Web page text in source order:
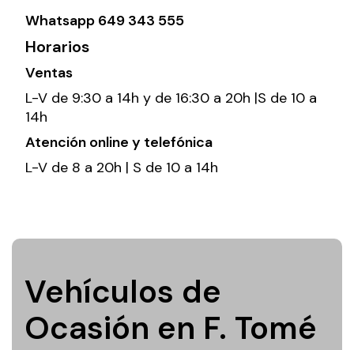
Whatsapp 649 343 555
Horarios
Ventas
L-V de 9:30 a 14h y de 16:30 a 20h |S de 10 a
14h
Atención online y telefónica
L-V de 8 a 20h | S de 10 a 14h
Vehículos de
Ocasión en F. Tomé